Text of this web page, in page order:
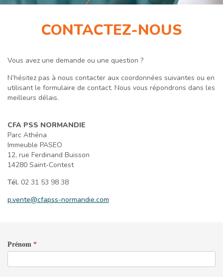
CONTACTEZ-NOUS
Vous avez une demande ou une question ?
N’hésitez pas à nous contacter aux coordonnées suivantes ou en
utilisant le formulaire de contact. Nous vous répondrons dans les
meilleurs délais.
CFA PSS NORMANDIE
Parc Athéna
Immeuble PASEO
12, rue Ferdinand Buisson
14280 Saint-Contest
Tél. 02 31 53 98 38
p.vente@cfapss-normandie.com
Contactez
Prénom *